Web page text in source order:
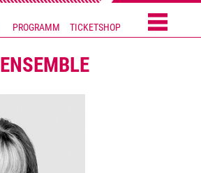
PROGRAMM TICKETSHOP
ENSEMBLE